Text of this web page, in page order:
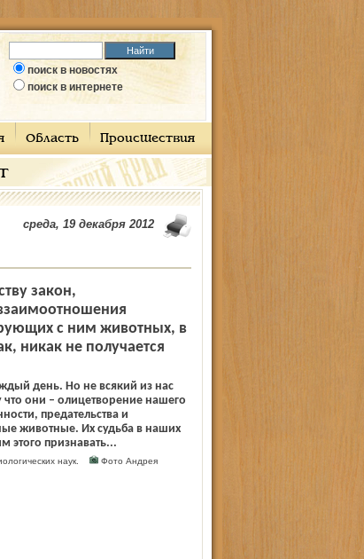
поиск в новостях
поиск в интернете
Область Происшествия
среда, 19 декабря 2012
закон,
с ним животных, в
никак не получается
день. Но не всякий из нас
они – олицетворение нашего
предательства и
животные. Их судьба в наших
этого признавать...
наук.
Фото Андрея